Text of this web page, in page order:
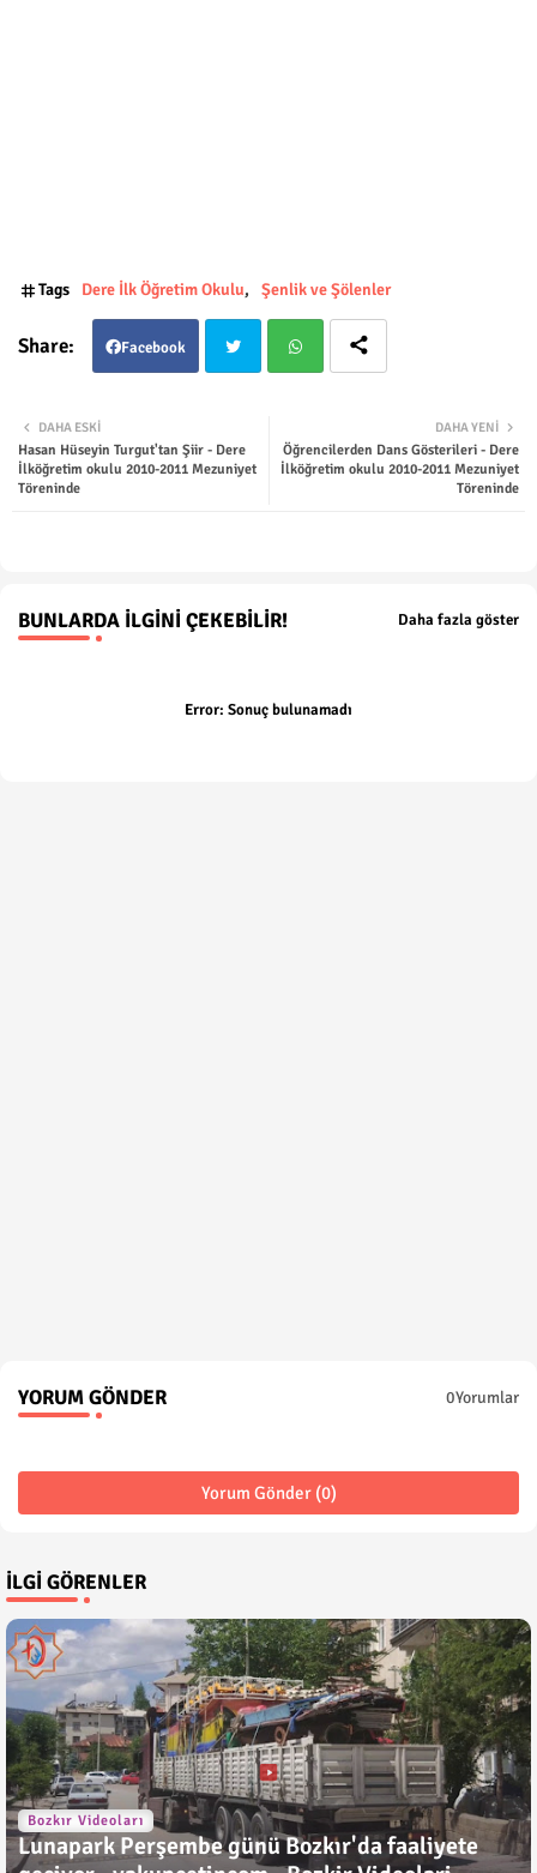
Tags Dere İlk Öğretim Okulu Şenlik ve Şölenler
Facebook
ter tsap
DAHA YENI
Öğrencilerden Dans Gösterileri - Dere
İlköğretim okulu 2010-2011 Mezuniyet
Töreninde
DAHA ESKI
Hasan Hüseyin Turgut'tan Şiir - Dere
İlköğretim okulu 2010-2011 Mezuniyet
Töreninde
BUNLARDA İLGINI ÇEKEBILIR! Daha fazla göster
Error: Sonuç bulunamadı
YORUM GÖNDER 0Yorumlar
Yorum Gönder (0)
İLGI GÖRENLER
Bozkır Videoları
Lunapark Perşembe günü Bozkır'da faaliyete